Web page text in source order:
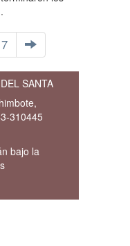
7
SANTA
310445
bajo la